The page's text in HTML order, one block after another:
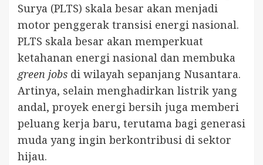
Surya (PLTS) skala besar akan menjadi
motor penggerak transisi energi nasional.
PLTS skala besar akan memperkuat
ketahanan energi nasional dan membuka
green jobs di wilayah sepanjang Nusantara.
Artinya, selain menghadirkan listrik yang
andal, proyek energi bersih juga memberi
peluang kerja baru, terutama bagi generasi
muda yang ingin berkontribusi di sektor
hijau.